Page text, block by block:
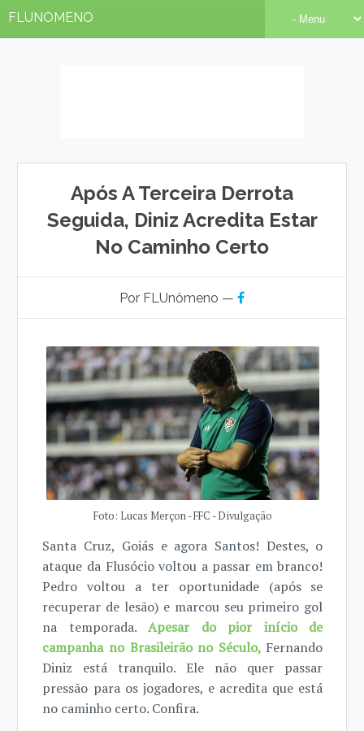
FLUNOMENO
Após A Terceira Derrota
Seguida, Diniz Acredita Estar
No Caminho Certo
Por FLUnômeno —
Foto: Lucas Merçon - FFC - Divulgação
Santa Cruz, Goiás e agora Santos! Destes, o
ataque da Flusócio voltou a passar em branco!
Pedro voltou a ter oportunidade (após se
recuperar de lesão) e marcou seu primeiro gol
na temporada.Apesar do pior início de
campanha no Brasileirão no Século, Fernando
Diniz está tranquilo. Ele não quer passar
pressão para os jogadores, e acredita que está
no caminho certo. Confira.